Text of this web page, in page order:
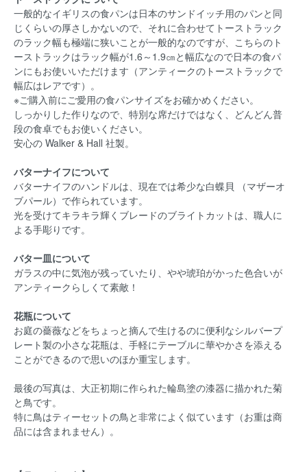
一般的なイギリスの食パンは日本のサンドイッチ用のパンと同
じくらいの厚さしかないので、それに合わせてトーストラック
のラック幅も極端に狭いことが一般的なのですが、こちらのト
ーストラックはラック幅が1.6～1.9㎝と幅広なので日本の食パ
ンにもお使いいただけます（アンティークのトーストラックで
幅広はレアです）。
※ご購入前にご愛用の食パンサイズをお確かめください。
しっかりした作りなので、特別な席だけではなく、どんどん普
段の食卓でもお使いください。
安心の Walker & Hall 社製。
バターナイフについて
バターナイフのハンドルは、現在では希少な白蝶貝 （マザーオ
ブパール）で作られています。
光を受けてキラキラ輝くブレードのブライトカットは、職人に
よる手彫りです。
バター皿について
ガラスの中に気泡が残っていたり、やや琥珀がかった色合いが
アンティークらしくて素敵！
花瓶について
お庭の薔薇などをちょっと摘んで生けるのに便利なシルバープ
レート製の小さな花瓶は、手軽にテーブルに華やかさを添える
ことができるので思いのほか重宝します。
最後の写真は、大正初期に作られた輪島塗の漆器に描かれた菊
と鳥です。
特に鳥はティーセットの鳥と非常によく似ています（お重は商
品には含まれません）。